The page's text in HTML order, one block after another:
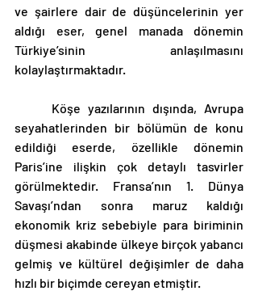
ve şairlere dair de düşüncelerinin yer
aldığı eser, genel manada dönemin
Türkiye’sinin anlaşılmasını
kolaylaştırmaktadır.
seyahatlerinden bir bölümün de konu
edildiği eserde, özellikle dönemin
Paris’ine ilişkin çok detaylı tasvirler
görülmektedir. Fransa’nın 1. Dünya
Savaşı’ndan sonra maruz kaldığı
ekonomik kriz sebebiyle para biriminin
düşmesi akabinde ülkeye birçok yabancı
gelmiş ve kültürel değişimler de daha
hızlı bir biçimde cereyan etmiştir.